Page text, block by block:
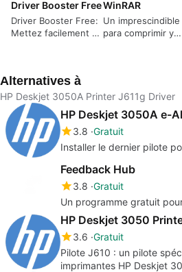
Driver Booster Free
Driver Booster Free:
Mettez facilement à
WinRAR
Un imprescindible
para comprimir y
Alternatives à
HP Deskjet 3050A Printer J611g Driver
3.8 Gratuit
Installer le dernier pilote
Feedback Hub
3.8 Gratuit
Un programme gratuit
HP Deskjet 3050
3.6 Gratuit
Pilote J610 : un pilote
imprimantes HP Deskjet